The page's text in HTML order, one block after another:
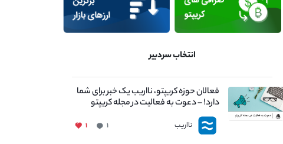
انتخاب سردبیر
فعالان حوزه کریپتو، نااریب یک خبر برای شما
دارد! – دعوت به فعالیت در مجله کریپتو
نااریب ۱ ۱